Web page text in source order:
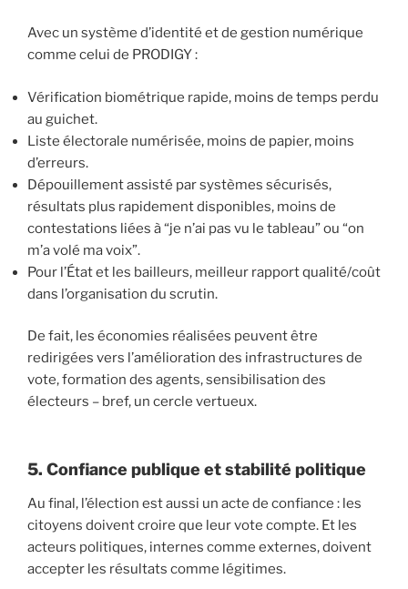
Avec un système d’identité et de gestion numérique
comme celui de PRODIGY :
Vérification biométrique rapide, moins de temps perdu
au guichet.
Liste électorale numérisée, moins de papier, moins
d’erreurs.
Dépouillement assisté par systèmes sécurisés,
résultats plus rapidement disponibles, moins de
contestations liées à “je n’ai pas vu le tableau” ou “on
m’a volé ma voix”.
Pour l’État et les bailleurs, meilleur rapport qualité/coût
dans l’organisation du scrutin.
De fait, les économies réalisées peuvent être
redirigées vers l’amélioration des infrastructures de
vote, formation des agents, sensibilisation des
électeurs – bref, un cercle vertueux.
5. Confiance publique et stabilité politique
Au final, l’élection est aussi un acte de confiance : les
citoyens doivent croire que leur vote compte. Et les
acteurs politiques, internes comme externes, doivent
accepter les résultats comme légitimes.